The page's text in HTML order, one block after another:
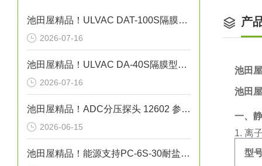
池田屋精品！ULVAC DAT-100S隔膜型干式真空泵技术参数
2026-07-16
池田屋精品！ULVAC DA-40S隔膜型干式真空泵
2026-07-16
池田屋精品！ADC分压探头 12602 参数介绍
2026-06-15
池田屋精品！能源支持PC-6S-30耐盐箱式高压断路器技术参数
产
池田
池田
一、
1. 离
型